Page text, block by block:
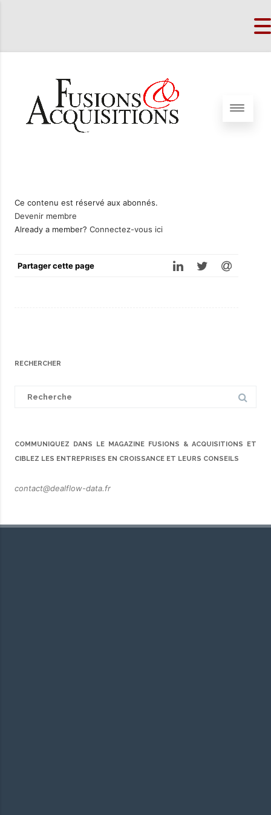
Ce contenu est réservé aux abonnés.
Devenir membre
Already a member? Connectez-vous ici
Partager cette page
RECHERCHER
COMMUNIQUEZ DANS LE MAGAZINE FUSIONS & ACQUISITIONS ET
CIBLEZ LES ENTREPRISES EN CROISSANCE ET LEURS CONSEILS
contact@dealflow-data.fr